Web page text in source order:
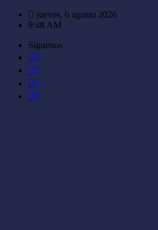
Saltar
jueves, 6 agosto 2026
9:48 AM
Síguenos